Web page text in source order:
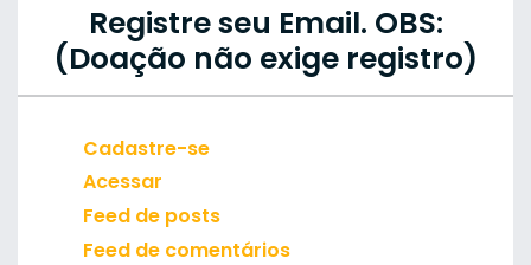
Registre seu Email. OBS:
(Doação não exige registro)
Cadastre-se
Acessar
Feed de posts
Feed de comentários